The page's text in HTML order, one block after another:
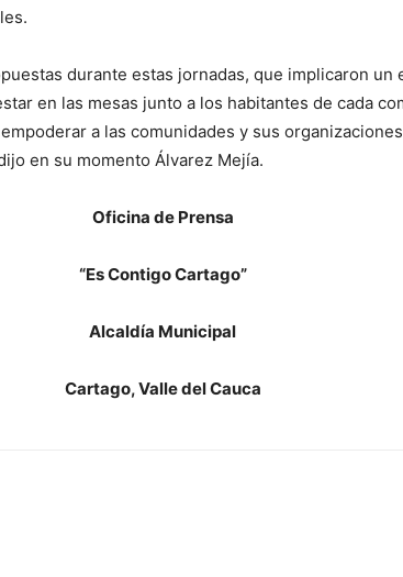
durante estas jornadas, que implicaron un
en las mesas junto a los habitantes de cada
a las comunidades y sus
en su momento Álvarez Mejía.
Oficina de Prensa
“Es Contigo Cartago”
Alcaldía Municipal
Cartago, Valle del Cauca